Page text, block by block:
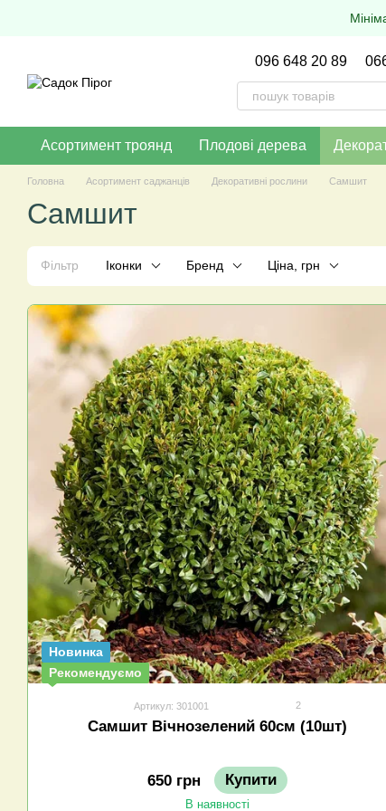
096 648 20 89
Асортимент троянд Плодові дерева
Головна Асортимент саджанців Декоративні рослини Самшит
Самшит
Фільтр Іконки Бренд Ціна, грн
Новинка
Рекомендуємо
Артикул: 301001 2
Самшит Вічнозелений 60см (10шт)
650 грн Купити
В наявності